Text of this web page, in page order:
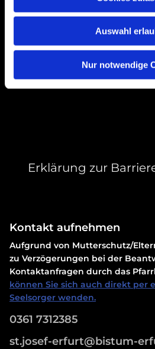
Auswahl
Nur notwendige
um diese Karte
Erklärung zur
Kontakt aufnehmen
Aufgrund von Mutterschutz/
zu Verzögerungen bei der
Kontaktanfragen durch das
können Sie sich auch direkt per
Seelsorger wenden.
0361 7312385
st.josef-erfurt@bistum-